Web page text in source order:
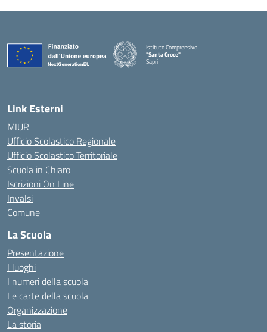
Istituto Comprensivo
"Santa Croce"
Sapri
— Visita la pagina iniziale della scuola
Link Esterni
MIUR
Ufficio Scolastico Regionale
Ufficio Scolastico Territoriale
Scuola in Chiaro
Iscrizioni On Line
Invalsi
Comune
La Scuola
Presentazione
I luoghi
I numeri della scuola
Le carte della scuola
Organizzazione
La storia